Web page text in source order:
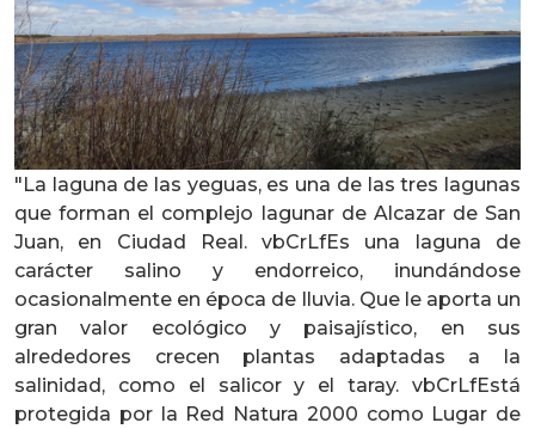
"La laguna de las yeguas, es una de las tres lagunas
que forman el complejo lagunar de Alcazar de San
Juan, en Ciudad Real. vbCrLfEs una laguna de
carácter salino y endorreico, inundándose
ocasionalmente en época de lluvia. Que le aporta un
gran valor ecológico y paisajístico, en sus
alrededores crecen plantas adaptadas a la
salinidad, como el salicor y el taray. vbCrLfEstá
protegida por la Red Natura 2000 como Lugar de